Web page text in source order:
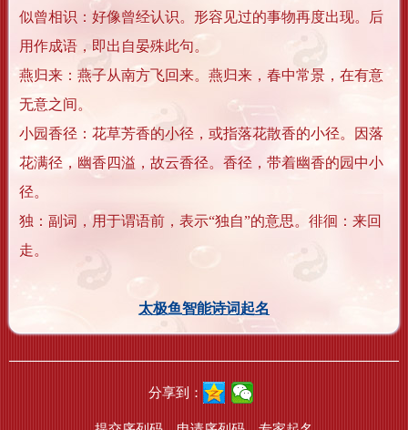
似曾相识：好像曾经认识。形容见过的事物再度出现。后
用作成语，即出自晏殊此句。
燕归来：燕子从南方飞回来。燕归来，春中常景，在有意
无意之间。
小园香径：花草芳香的小径，或指落花散香的小径。因落
花满径，幽香四溢，故云香径。香径，带着幽香的园中小
径。
独：副词，用于谓语前，表示“独自”的意思。徘徊：来回
走。
太极鱼智能诗词起名
分享到：